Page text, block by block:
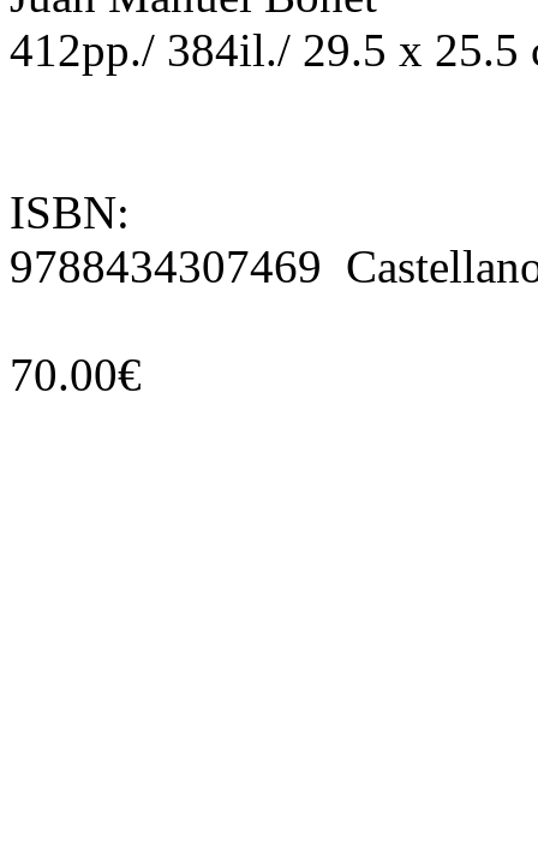
412pp./ 384il./ 29.5 x 25.5
ISBN:
9788434307469
70.00€